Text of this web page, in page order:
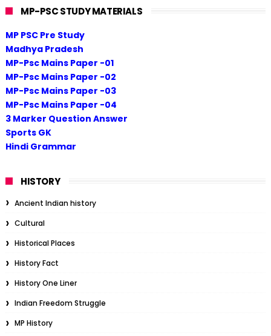
MP-PSC STUDY MATERIALS
MP PSC Pre Study
Madhya Pradesh
MP-Psc Mains Paper -01
MP-Psc Mains Paper -02
MP-Psc Mains Paper -03
MP-Psc Mains Paper -04
3 Marker Question Answer
Sports GK
Hindi Grammar
HISTORY
Ancient Indian history
Cultural
Historical Places
History Fact
History One Liner
Indian Freedom Struggle
MP History